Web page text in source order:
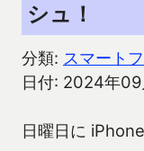
シュ！
分類: スマート
日付: 2024年
日曜日に